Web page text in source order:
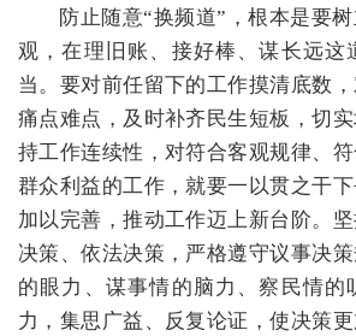
防止随意“换频道”，根本是要
观，在理旧账、接好棒、谋长远这
当。要对前任留下的工作摸清底数
痛点难点，及时补齐民生短板，切
持工作连续性，对符合客观规律、
群众利益的工作，就要一以贯之干
加以完善，推动工作迈上新台阶。
决策、依法决策，严格遵守议事决
的眼力、谋事情的脑力、察民情的
力，集思广益、反复论证，使决策